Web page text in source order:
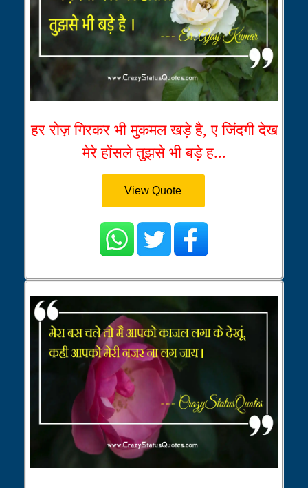
हर रोज़ गिरकर भी मुकमल खड़े है, ए जिंदगी देख
मेरे होंसले तुझसे भी बड़े ह...
View Quote